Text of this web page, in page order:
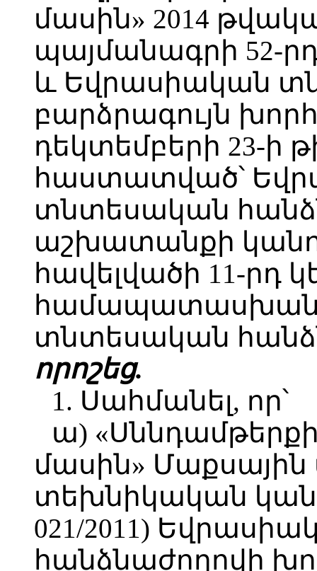
մասին» 2014
պայմանագրի 52-
և Եվրասիական
բարձրագույն
դեկտեմբերի 23-ի
հաստատված՝
տնտեսական
աշխատանքի
հավելվածի 11-րդ
տնտեսական
որոշեց.
1. Սահմանել, որ՝
ա)
մասին» Մաքսային
տեխնիկական
021/2011)
հանձնաժողովի